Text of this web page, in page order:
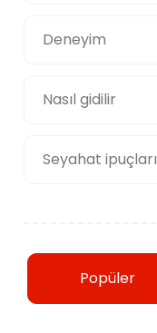
Deneyim
Nasıl gidilir
Seyahat ipuçları
Popüler